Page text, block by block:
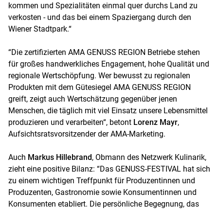
Skip to main content
kommen und Spezialitäten einmal quer durchs Land zu
verkosten - und das bei einem Spaziergang durch den
Wiener Stadtpark.“
“Die zertifizierten AMA GENUSS REGION Betriebe stehen
für großes handwerkliches Engagement, hohe Qualität und
regionale Wertschöpfung. Wer bewusst zu regionalen
Produkten mit dem Gütesiegel AMA GENUSS REGION
greift, zeigt auch Wertschätzung gegenüber jenen
Menschen, die täglich mit viel Einsatz unsere Lebensmittel
produzieren und verarbeiten“, betont Lorenz Mayr,
Aufsichtsratsvorsitzender der AMA-Marketing.
Auch Markus Hillebrand, Obmann des Netzwerk Kulinarik,
zieht eine positive Bilanz: “Das GENUSS-FESTIVAL hat sich
zu einem wichtigen Treffpunkt für Produzentinnen und
Produzenten, Gastronomie sowie Konsumentinnen und
Konsumenten etabliert. Die persönliche Begegnung, das